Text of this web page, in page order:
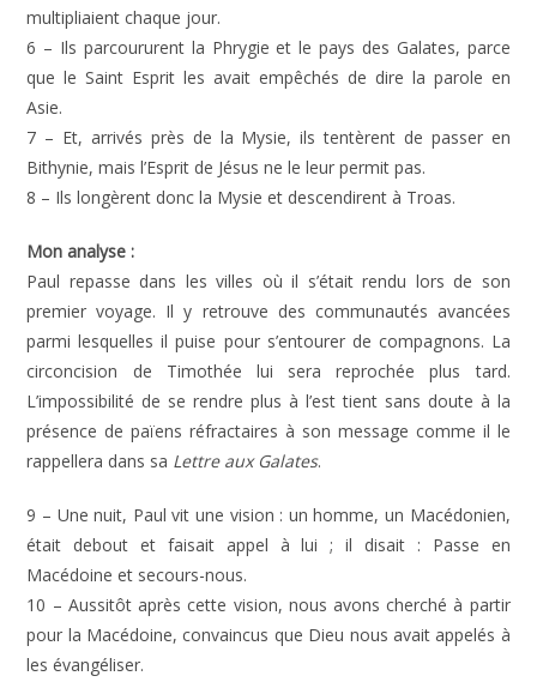
multipliaient chaque jour.
6 – Ils parcoururent la Phrygie et le pays des Galates, parce
que le Saint Esprit les avait empêchés de dire la parole en
Asie.
7 – Et, arrivés près de la Mysie, ils tentèrent de passer en
Bithynie, mais l’Esprit de Jésus ne le leur permit pas.
8 – Ils longèrent donc la Mysie et descendirent à Troas.
Mon analyse :
Paul repasse dans les villes où il s’était rendu lors de son
premier voyage. Il y retrouve des communautés avancées
parmi lesquelles il puise pour s’entourer de compagnons. La
circoncision de Timothée lui sera reprochée plus tard.
L’impossibilité de se rendre plus à l’est tient sans doute à la
présence de païens réfractaires à son message comme il le
rappellera dans sa Lettre aux Galates.
9 – Une nuit, Paul vit une vision : un homme, un Macédonien,
était debout et faisait appel à lui ; il disait : Passe en
Macédoine et secours-nous.
10 – Aussitôt après cette vision, nous avons cherché à partir
pour la Macédoine, convaincus que Dieu nous avait appelés à
les évangéliser.